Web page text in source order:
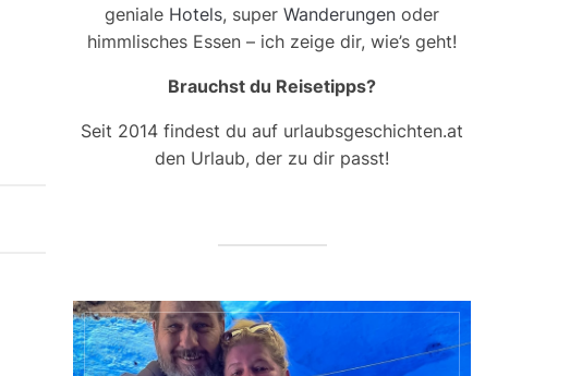
geniale Hotels, super Wanderungen oder
himmlisches Essen – ich zeige dir, wie’s geht!
Brauchst du Reisetipps?
Seit 2014 findest du auf urlaubsgeschichten.at
den Urlaub, der zu dir passt!